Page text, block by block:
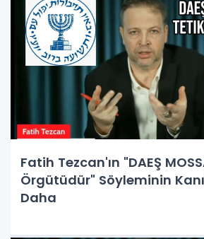
Fatih Tezcan'ın "DAEŞ
Örgütüdür" Söyleminin
Daha